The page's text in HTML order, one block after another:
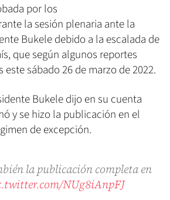
por los
la sesión plenaria ante la
Bukele debido a la escalada de
que según algunos reportes
sábado 26 de marzo de 2022.
Bukele dijo en su cuenta
y se hizo la publicación en el
de excepción.
la publicación completa en
NUg8iAnpFJ